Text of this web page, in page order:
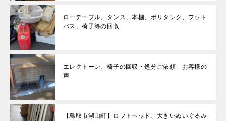
ローテーブル、タンス、本棚、ポリタンク、フット
バス、椅子等の回収
エレクトーン、椅子の回収・処分ご依頼 お客様の
声
【鳥取市湖山町】ロフトベッド、大きいぬいぐるみ